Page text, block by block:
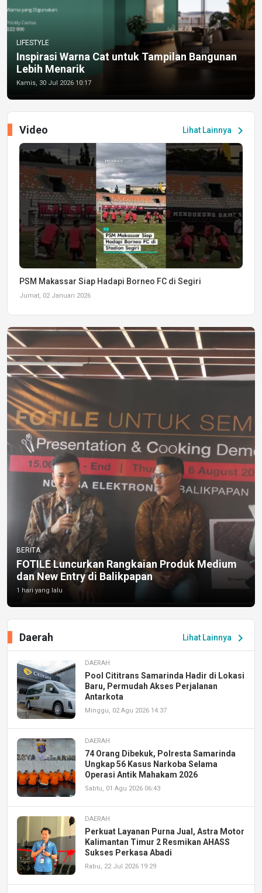
LIFESTYLE
Inspirasi Warna Cat untuk Tampilan Bangunan
Lebih Menarik
Kamis, 30 Jul 2026 10:17
Lihat Lainnya chevron_right
Video
PSM Makassar Siap Hadapi Borneo FC di Segiri
Jumat, 02 Januari 2026
BERITA
FOTILE Luncurkan Rangkaian Produk Medium
dan New Entry di Balikpapan
1 hari yang lalu
Lihat Lainnya chevron_right
Daerah
DAERAH
Pool Cititrans Samarinda Hadir di Lokasi
Baru, Permudah Akses Perjalanan
Antarkota
Minggu, 02 Agu 2026 14:37
DAERAH
74 Orang Dibekuk, Polresta Samarinda
Ungkap 56 Kasus Narkoba Selama
Operasi Antik Mahakam 2026
Sabtu, 01 Agu 2026 06:43
DAERAH
Perkuat Layanan Purna Jual, Astra Motor
Kalimantan Timur 2 Resmikan AHASS
Sukses Perkasa Abadi
Rabu, 22 Jul 2026 19:29